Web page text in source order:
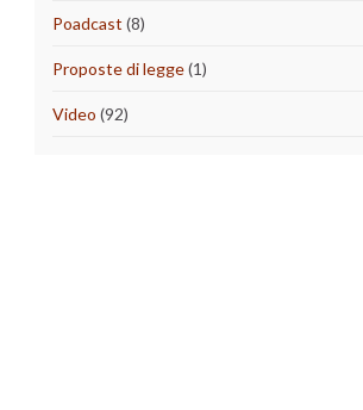
Poadcast (8)
Proposte di legge(1)
Video (92)